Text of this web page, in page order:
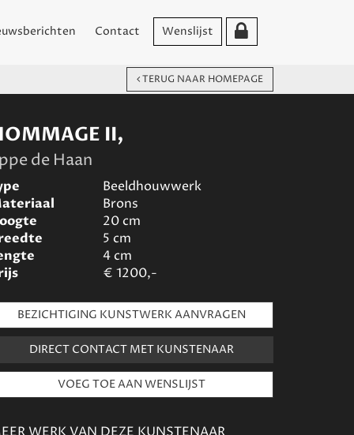
Contact Wenslijst
TERUG NAAR HOMEPAGE
II,
de Haan
Beeldhouwwerk
Brons
20cm
5 cm
4cm
€ 1200,-
BEZICHTIGING KUNSTWERK AANVRAGEN
DIRECT CONTACT MET KUNSTENAAR